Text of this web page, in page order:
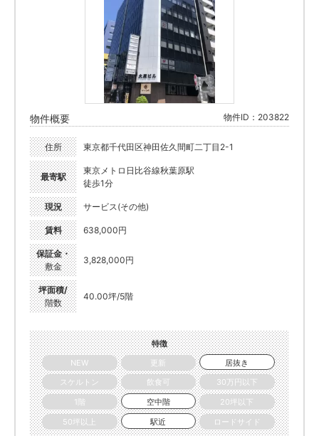
物件概要 物件ID：203822
住所 東京都千代田区神田佐久間町二丁目2-1
最寄駅
東京メトロ日比谷線秋葉原駅
徒歩1分
現況 サービス(その他)
賃料 638,000円
保証金・
敷金
3,828,000円
坪面積/
階数
40.00坪/5階
特徴
NEW
更新
居抜き
スケルトン
飲食可
30万円以下
1階
空中階
20坪以下
50坪以上
駅近 ロードサイド